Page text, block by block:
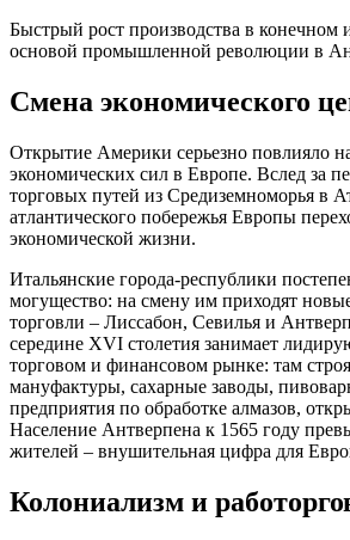
Быстрый рост производства в конечном
основой промышленной революции в
Смена экономического
Открытие Америки серьезно повлияло
экономических сил в Европе. Вслед за
торговых путей из Средиземноморья в
атлантического побережья Европы
экономической жизни.
Итальянские города-республики
могущество: на смену им приходят
торговли – Лиссабон, Севилья и
середине XVI столетия занимает
торговом и финансовом рынке: там
мануфактуры, сахарные заводы,
предприятия по обработке алмазов,
Население Антверпена к 1565 году
жителей – внушительная цифра для
Колониализм и